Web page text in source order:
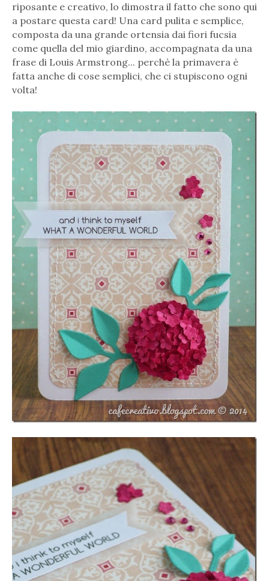
riposante e creativo, lo dimostra il fatto che sono qui
a postare questa card! Una card pulita e semplice,
composta da una grande ortensia dai fiori fucsia
come quella del mio giardino, accompagnata da una
frase di Louis Armstrong... perchè la primavera è
fatta anche di cose semplici, che ci stupiscono ogni
volta!